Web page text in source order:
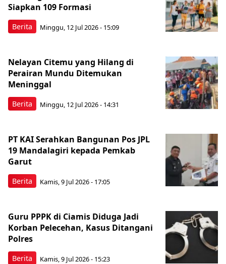
Berita
Siapkan 109 Formasi
Minggu, 12 Jul 2026 - 15:09
Berita
Nelayan Citemu yang Hilang di
Perairan Mundu Ditemukan
Meninggal
Minggu, 12 Jul 2026 - 14:31
Berita
PT KAI Serahkan Bangunan Pos JPL
19 Mandalagiri kepada Pemkab
Garut
Kamis, 9 Jul 2026 - 17:05
Berita
Guru PPPK di Ciamis Diduga Jadi
Korban Pelecehan, Kasus Ditangani
Polres
Kamis, 9 Jul 2026 - 15:23